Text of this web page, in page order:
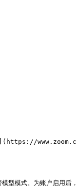
书](https://
型模式。为账户启